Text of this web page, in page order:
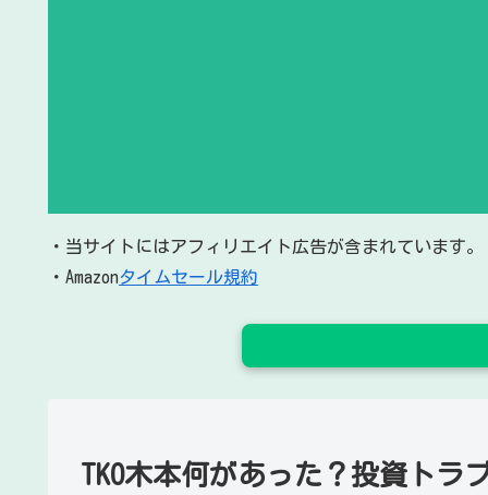
・当サイトにはアフィリエイト広告が含まれています。
・Amazonタイムセール規約
TKO木本何があった？投資トラ